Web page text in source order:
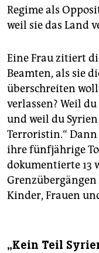
Regime als
weil sie das Land
Eine Frau zitiert
Beamten, als sie
überschreiten
verlassen? Weil
und weil du
Terroristin.“
ihre fünfjährige
dokumentierte 13
Kinder, Frauen
„Kein Teil